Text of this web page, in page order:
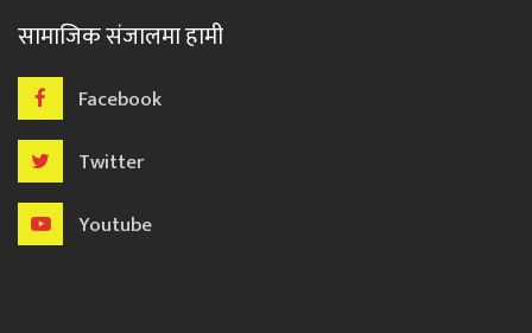
सामाजिक संजालमा हामी
Facebook
Twitter
Youtube